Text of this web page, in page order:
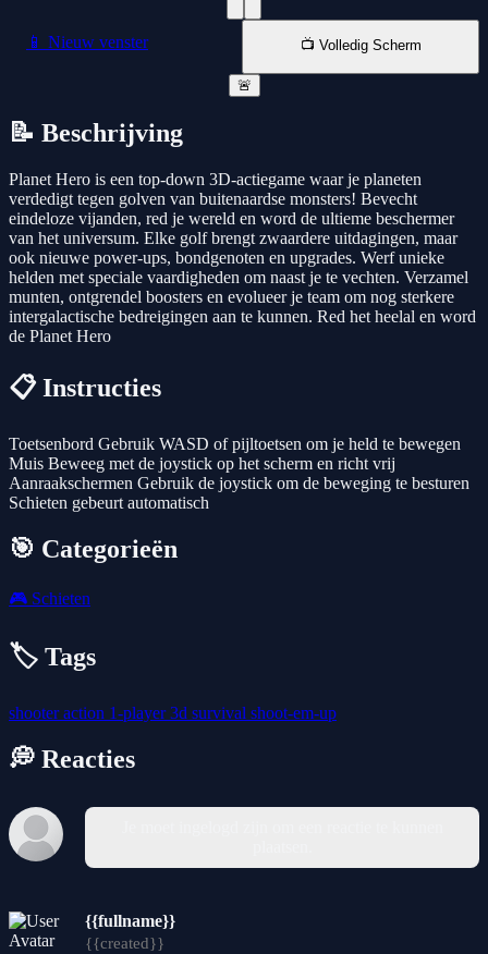
📱 Nieuw venster 📺 Volledig Scherm
🚨
📝 Beschrijving
Planet Hero is een top-down 3D-actiegame waar je planeten
verdedigt tegen golven van buitenaardse monsters! Bevecht
eindeloze vijanden, red je wereld en word de ultieme beschermer
van het universum. Elke golf brengt zwaardere uitdagingen, maar
ook nieuwe power-ups, bondgenoten en upgrades. Werf unieke
helden met speciale vaardigheden om naast je te vechten. Verzamel
munten, ontgrendel boosters en evolueer je team om nog sterkere
intergalactische bedreigingen aan te kunnen. Red het heelal en word
de Planet Hero
📋 Instructies
Toetsenbord Gebruik WASD of pijltoetsen om je held te bewegen
Muis Beweeg met de joystick op het scherm en richt vrij
Aanraakschermen Gebruik de joystick om de beweging te besturen
Schieten gebeurt automatisch
🎯 Categorieën
🎮 Schieten
🏷️ Tags
shooteraction 1-player3d survival shoot-em-up
💭 Reacties
{{fullname}}
{{created}}